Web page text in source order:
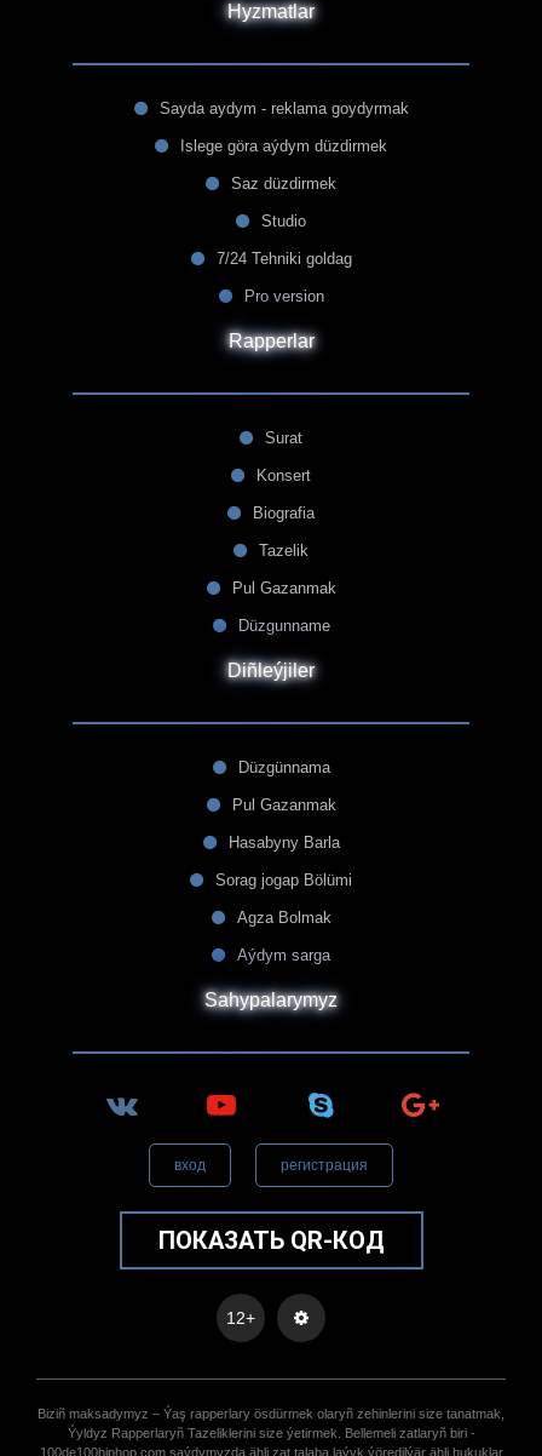
Hyzmatlar
Sayda aydym - reklama goydyrmak
Islege göra aýdym düzdirmek
Saz düzdirmek
Studio
7/24 Tehniki goldag
Pro version
Rapperlar
Surat
Konsert
Biografia
Tazelik
Pul Gazanmak
Düzgunname
Diñleýjiler
Düzgünnama
Pul Gazanmak
Hasabyny Barla
Sorag jogap Bölümi
Agza Bolmak
Aýdym sarga
Sahypalarymyz
вход регистрация
ПОКАЗАТЬ QR-КОД
12+
Biziñ maksadymyz – Ýaş rapperlary ösdürmek olaryñ zehinlerini size tanatmak,
Ýyldyz Rapperlaryñ Tazeliklerini size ýetirmek. Bellemeli zatlaryñ biri -
100de100hiphop.com saýdymyzda ähli zat talaba laýyk ýöredilýär ähli hukuklar